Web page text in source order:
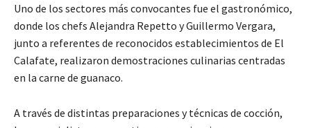
Uno de los sectores más convocantes fue el gastronómico,
donde los chefs Alejandra Repetto y Guillermo Vergara,
junto a referentes de reconocidos establecimientos de El
Calafate, realizaron demostraciones culinarias centradas
en la carne de guanaco.
A través de distintas preparaciones y técnicas de cocción,